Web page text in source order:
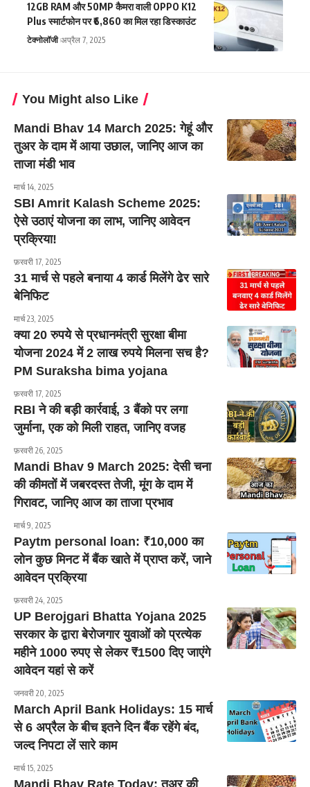
12GB RAM और 50MP कैमरा वाली OPPO K12
Plus स्मार्टफोन पर ₹6,860 का मिल रहा डिस्काउंट
टेक्नोलॉजी अप्रैल 7, 2025
You Might also Like
Mandi Bhav 14 March 2025: गेहूं और
तुअर के दाम में आया उछाल, जानिए आज का
ताजा मंडी भाव
मार्च 14, 2025
SBI Amrit Kalash Scheme 2025:
ऐसे उठाएं योजना का लाभ, जानिए आवेदन
प्रक्रिया!
फ़रवरी 17, 2025
31 मार्च से पहले बनाया 4 कार्ड मिलेंगे ढेर सारे
बेनिफिट
मार्च 23, 2025
क्या 20 रुपये से प्रधानमंत्री सुरक्षा बीमा
योजना 2024 में 2 लाख रुपये मिलना सच है?
PM Suraksha bima yojana
फ़रवरी 17, 2025
RBI ने की बड़ी कार्रवाई, 3 बैंको पर लगा
जुर्माना, एक को मिली राहत, जानिए वजह
फ़रवरी 26, 2025
Mandi Bhav 9 March 2025: देसी चना
की कीमतों में जबरदस्त तेजी, मूंग के दाम में
गिरावट, जानिए आज का ताजा प्रभाव
मार्च 9, 2025
Paytm personal loan: ₹10,000 का
लोन कुछ मिनट में बैंक खाते में प्राप्त करें, जाने
आवेदन प्रक्रिया
फ़रवरी 24, 2025
UP Berojgari Bhatta Yojana 2025
सरकार के द्वारा बेरोजगार युवाओं को प्रत्येक
महीने 1000 रुपए से लेकर ₹1500 दिए जाएंगे
आवेदन यहां से करें
जनवरी 20, 2025
March April Bank Holidays: 15 मार्च
से 6 अप्रैल के बीच इतने दिन बैंक रहेंगे बंद,
जल्द निपटा लें सारे काम
मार्च 15, 2025